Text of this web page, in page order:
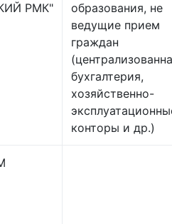
РМК"
образования, не
ведущие прием
граждан
бухгалтерия,
хозяйственно-
конторы и др.)